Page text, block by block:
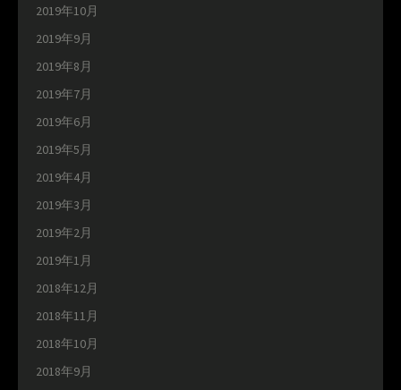
2019年10月
2019年9月
2019年8月
2019年7月
2019年6月
2019年5月
2019年4月
2019年3月
2019年2月
2019年1月
2018年12月
2018年11月
2018年10月
2018年9月